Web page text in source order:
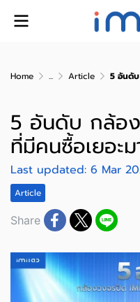
Home ... Article 5 อันดับ
5 อันดับ กล้อ
ที่มีคนซื้อเยอะ
Last updated: 6 Mar
Article
Share